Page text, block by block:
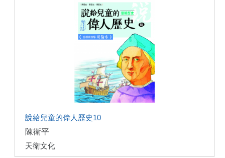
說給兒童的偉人歷史10
陳衛平
天衛文化